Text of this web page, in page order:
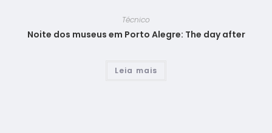
Técnico
Noite dos museus em Porto Alegre: The day after
Leia mais